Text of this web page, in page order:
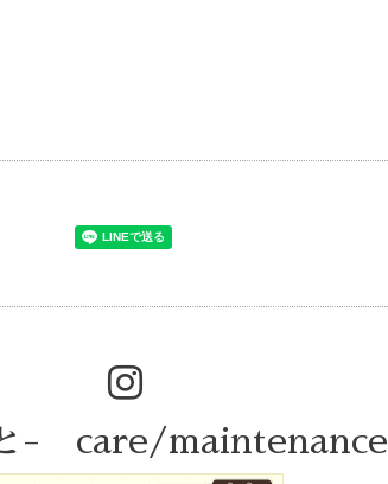
- care/maintenance